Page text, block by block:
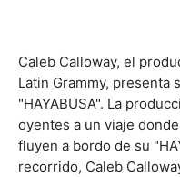
Caleb Calloway, el
Latin Grammy, presenta
"HAYABUSA". La
oyentes a un viaje
fluyen a bordo de su
recorrido, Caleb